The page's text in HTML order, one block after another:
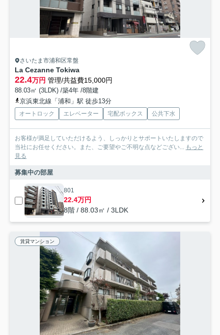
さいたま市浦和区常盤
La Cezanne Tokiwa
22.4万円 管理/共益費15,000円
88.03㎡ (3LDK) /築4年 /8階建
京浜東北線「浦和」駅 徒歩13分
オートロック エレベーター 宅配ボックス 公共下水
お客様が満足していただけるよう、しっかりとサポートいたしますので
当社にお任せください。また、ご要望やご不明な点などござい... もっと
見る
募集中の部屋
801
22.4万円
8階 / 88.03㎡ / 3LDK
賃貸マンション